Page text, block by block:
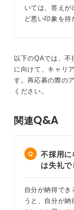
こで縁があるか
が同じなら、ま
うになってい
きても良いよう
掛けてください
いては、答え
ど悪い印象を
以下のQAでは、不
に向けて、キャリ
す。再応募の際の
ください。
関連Q&A
不採用に
は失礼で
自分が納得で
うと、自分が